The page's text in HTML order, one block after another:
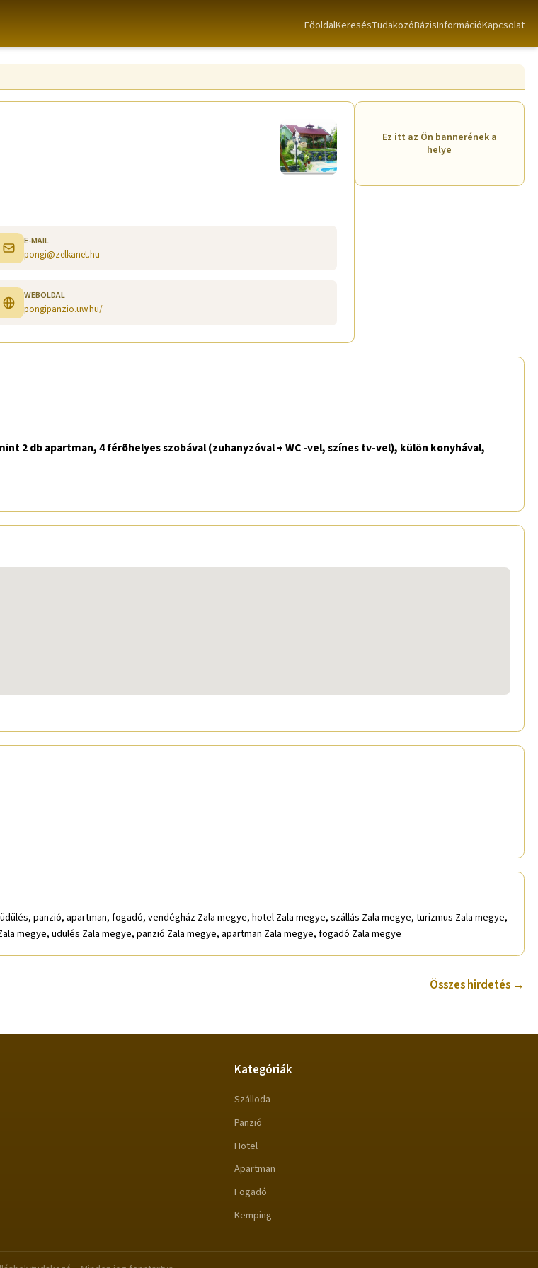
FőoldalKeresésTudakozóBázisInformációKapcsolat
E-MAIL
pongi@zelkanet.hu
WEBOLDAL
pongipanzio.uw.hu/
Ez itt az Ön bannerének a
helye
2 db apartman, 4 férõhelyes szobával (zuhanyzóval + WC -vel, színes tv-vel), külön konyhával,
panzió, apartman, fogadó, vendégház Zala megye, hotel Zala megye, szállás Zala megye, turizmus Zala megye,
megye, üdülés Zala megye, panzió Zala megye, apartman Zala megye, fogadó Zala megye
Összes hirdetés →
Kategóriák
Szálloda
Panzió
Hotel
Apartman
Fogadó
Kemping